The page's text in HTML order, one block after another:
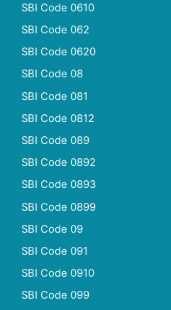
SBI Code 0610
SBI Code 062
SBI Code 0620
SBI Code 08
SBI Code 081
SBI Code 0812
SBI Code 089
SBI Code 0892
SBI Code 0893
SBI Code 0899
SBI Code 09
SBI Code 091
SBI Code 0910
SBI Code 099